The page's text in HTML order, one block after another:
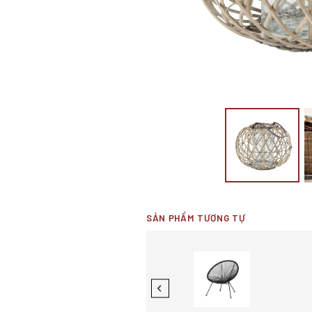
SẢN PHẨM TƯƠNG TỰ